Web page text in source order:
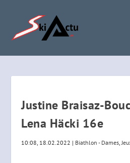
Justine Braisaz-
Lena Häcki 16e
10:08, 18.02.2022 | Biathlon - Dames,